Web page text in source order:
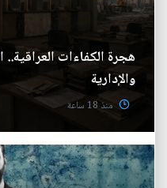
هجرة الكفاءات العراقية..
والإدارية
منذ 18 ساعة